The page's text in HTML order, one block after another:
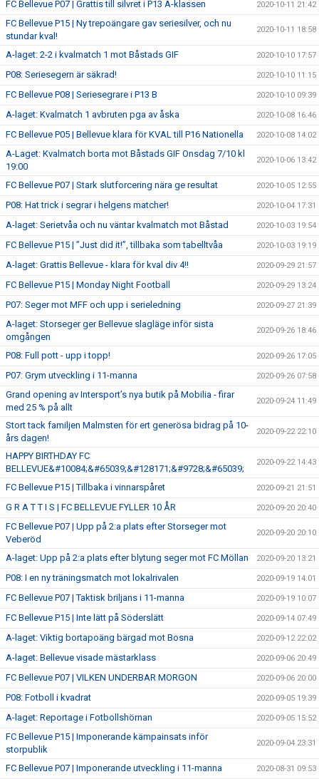
FC Bellevue P07 | Grattis till silvret i P13 A-klassen 2020-10-11 21:42
FC Bellevue P15 | Ny trepoängare gav seriesilver, och nu
stundar kval!
2020-10-11 18:58
A-laget: 2-2 i kvalmatch 1 mot Båstads GIF 2020-10-10 17:57
P08: Seriesegern är säkrad! 2020-10-10 11:15
FC Bellevue P08 | Seriesegrare i P13 B 2020-10-10 09:39
A-laget: Kvalmatch 1 avbruten pga av åska 2020-10-08 16:46
FC Bellevue P05 | Bellevue klara för KVAL till P16 Nationella 2020-10-08 14:02
A-Laget: Kvalmatch borta mot Båstads GIF Onsdag 7/10 kl
19:00
2020-10-06 13:42
FC Bellevue P07 | Stark slutforcering nära ge resultat 2020-10-05 12:55
P08: Hat trick i segrar i helgens matcher! 2020-10-04 17:31
A-laget: Serietvåa och nu väntar kvalmatch mot Båstad 2020-10-03 19:54
FC Bellevue P15 | ”Just did it!”, tillbaka som tabelltvåa 2020-10-03 19:19
A-laget: Grattis Bellevue - klara för kval div 4!! 2020-09-29 21:57
FC Bellevue P15 | Monday Night Football 2020-09-29 13:24
P07: Seger mot MFF och upp i serieledning 2020-09-27 21:39
A-laget: Storseger ger Bellevue slagläge inför sista
omgången
2020-09-26 18:46
P08: Full pott - upp i topp! 2020-09-26 17:05
P07: Grym utveckling i 11-manna 2020-09-26 07:58
Grand opening av Intersport’s nya butik på Mobilia - firar
med 25 % på allt
2020-09-24 11:49
Stort tack familjen Malmsten för ert generösa bidrag på 10-
års dagen!
2020-09-22 22:10
HAPPY BIRTHDAY FC
BELLEVUE&#10084;&#65039;&#128171;&#9728;&#65039;
2020-09-22 14:43
FC Bellevue P15 | Tillbaka i vinnarspåret 2020-09-21 21:51
G R A T T I S | FC BELLEVUE FYLLER 10 ÅR 2020-09-20 20:40
FC Bellevue P07 | Upp på 2:a plats efter Storseger mot
Veberöd
2020-09-20 20:10
A-laget: Upp på 2:a plats efter blytung seger mot FC Möllan 2020-09-20 13:21
P08: I en ny träningsmatch mot lokalrivalen 2020-09-19 14:01
FC Bellevue P07 | Taktisk briljans i 11-manna 2020-09-19 10:07
FC Bellevue P15 | Inte lätt på Söderslätt 2020-09-14 07:49
A-laget: Viktig bortapoäng bärgad mot Bosna 2020-09-12 22:02
A-laget: Bellevue visade mästarklass 2020-09-06 20:49
FC Bellevue P07 | VILKEN UNDERBAR MORGON 2020-09-06 20:00
P08: Fotboll i kvadrat 2020-09-05 19:39
A-laget: Reportage i Fotbollshörnan 2020-09-05 15:52
FC Bellevue P15 | Imponerande kämpainsats inför
storpublik
2020-09-04 23:31
FC Bellevue P07 | Imponerande utveckling i 11-manna 2020-08-31 09:53